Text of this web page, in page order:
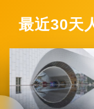
最近30天